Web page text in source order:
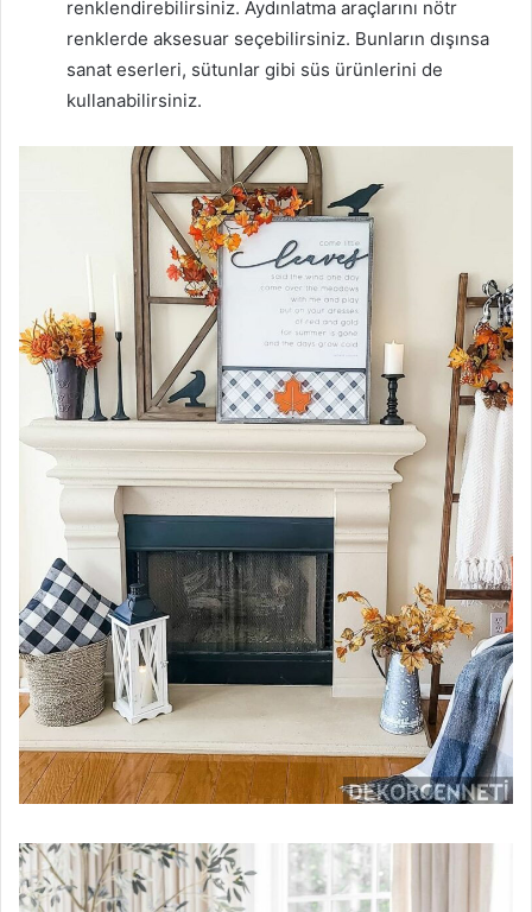
renklendirebilirsiniz. Aydınlatma araçlarını nötr
renklerde aksesuar seçebilirsiniz. Bunların dışınsa
sanat eserleri, sütunlar gibi süs ürünlerini de
kullanabilirsiniz.